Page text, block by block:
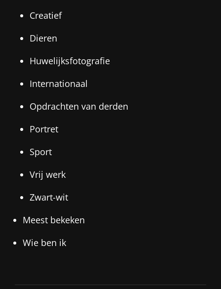
Creatief
Dieren
Huwelijksfotografie
Internationaal
Opdrachten van derden
Portret
Sport
Vrij werk
Zwart-wit
Meest bekeken
Wie ben ik